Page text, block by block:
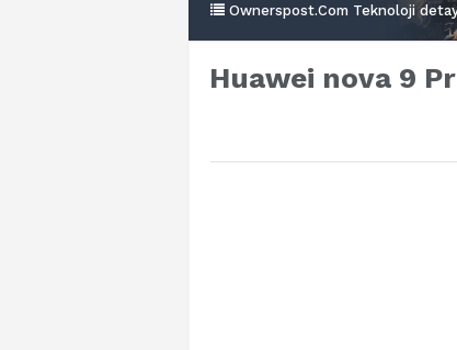
Ownerspost.Com Teknoloji
Huawei nova 9